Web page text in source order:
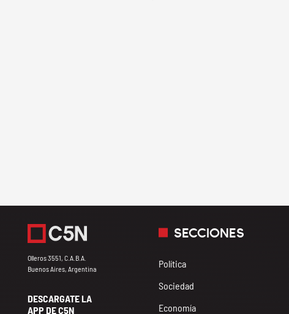
Olleros 3551, C.A.B.A.
Buenos Aires, Argentina
DESCARGATE LA
APP DE C5N
SECCIONES
Política
Sociedad
Economía